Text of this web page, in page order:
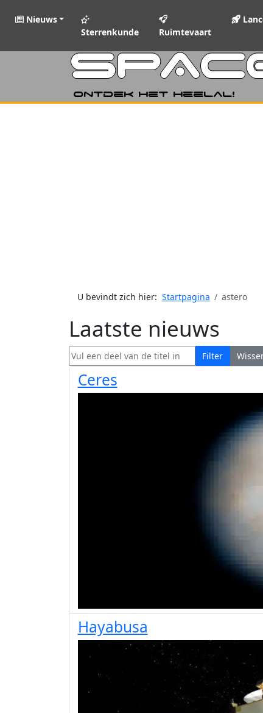
Nieuws
Sterrenkunde
Ruimtevaart
Ontdek het heelal!
U bevindt zich hier: Startpagina astero
Laatste nieuws
Vul een deel van de titel in Filter
Ceres
Hayabusa